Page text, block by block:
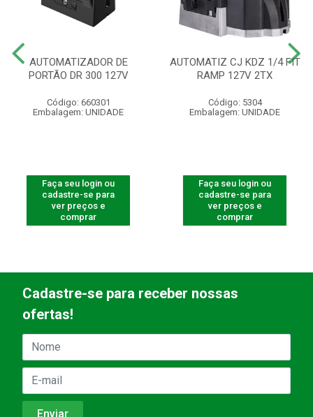
AUTOMATIZADOR DE
PORTÃO DR 300 127V
Código: 660301
Embalagem: UNIDADE
Faça seu login ou
cadastre-se para
ver preços e
comprar
AUTOMATIZ CJ KDZ 1/4 FIT
RAMP 127V 2TX
Código: 5304
Embalagem: UNIDADE
Faça seu login ou
cadastre-se para
ver preços e
comprar
Cadastre-se para receber nossas
ofertas!